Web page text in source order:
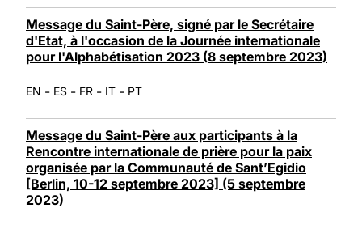
Message du Saint-Père, signé par le Secrétaire
d'Etat, à l'occasion de la Journée internationale
pour l'Alphabétisation 2023 (8 septembre 2023)
EN - ES - FR - IT - PT
Message du Saint-Père aux participants à la
Rencontre internationale de prière pour la paix
organisée par la Communauté de Sant’Egidio
[Berlin, 10-12 septembre 2023] (5 septembre
2023)